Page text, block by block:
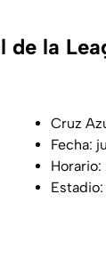
de la
Cruz
Fecha: